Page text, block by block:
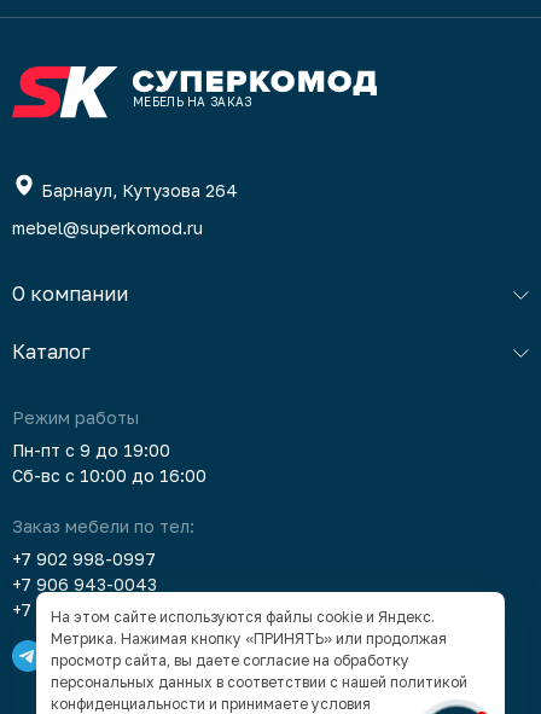
МЕБЕЛЬ НА ЗАКАЗ
Барнаул, Кутузова 264
mebel@superkomod.ru
О компании
Каталог
Режим работы
Пн-пт с 9 до 19:00
Сб-вс с 10:00 до 16:00
Заказ мебели по тел:
+7 902 998-0997
+7 906 943-0043
+7 903 912-5378
На этом сайте используются файлы cookie и Яндекс.
Метрика. Нажимая кнопку «ПРИНЯТЬ» или продолжая
просмотр сайта, вы даете согласие на обработку
персональных данных в соответствии с нашей политикой
конфиденциальности и принимаете условия